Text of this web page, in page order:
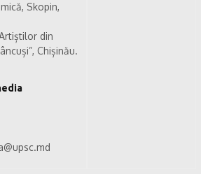
Skopin,
din
Chișinău.
@upsc.md